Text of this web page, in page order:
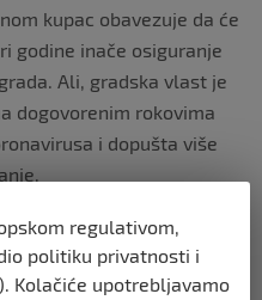
kupac obavezuje da će
godine inače osiguranje
Ali, gradska vlast je
dogovorenim rokovima
i dopušta više
regulativom,
politiku privatnosti i
Kolačiće upotrebljavamo